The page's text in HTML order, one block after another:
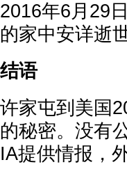
2016年6月29
的家中安详逝
结语
许家屯到美国
的秘密。没有
IA提供情报，